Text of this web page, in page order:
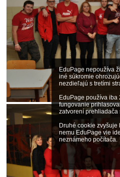
EduPage nepoužíva
iné súkromie
nezdieľajú s tretími
EduPage používa iba
fungovanie
zatvorení prehliadača
Druhé cookie
nemu EduPage vie
neznámeho počítača.